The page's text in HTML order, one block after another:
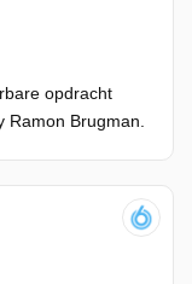
opdracht
Brugman.